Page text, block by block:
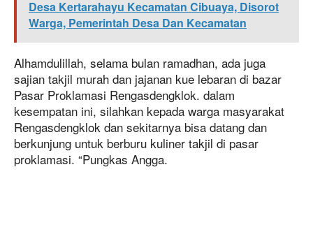
Desa Kertarahayu Kecamatan Cibuaya, Disorot
Warga, Pemerintah Desa Dan Kecamatan
Alhamdulillah, selama bulan ramadhan, ada juga
sajian takjil murah dan jajanan kue lebaran di bazar
Pasar Proklamasi Rengasdengklok. dalam
kesempatan ini, silahkan kepada warga masyarakat
Rengasdengklok dan sekitarnya bisa datang dan
berkunjung untuk berburu kuliner takjil di pasar
proklamasi. “Pungkas Angga.